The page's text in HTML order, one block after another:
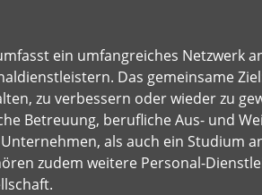
ein umfangreiches Netzwerk
Das gemeinsame
zu verbessern oder wieder zu
Betreuung, berufliche Aus- und
als auch ein Studium
zudem weitere Personal-